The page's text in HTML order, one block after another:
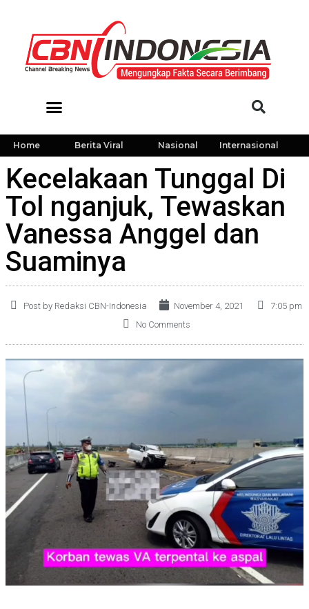
Home Berita Viral Nasional Internasional
Kecelakaan Tunggal Di
Tol nganjuk, Tewaskan
Vanessa Anggel dan
Suaminya
Post by Redaksi CBN-Indonesia November 4, 2021
7:05 pm
No Comments